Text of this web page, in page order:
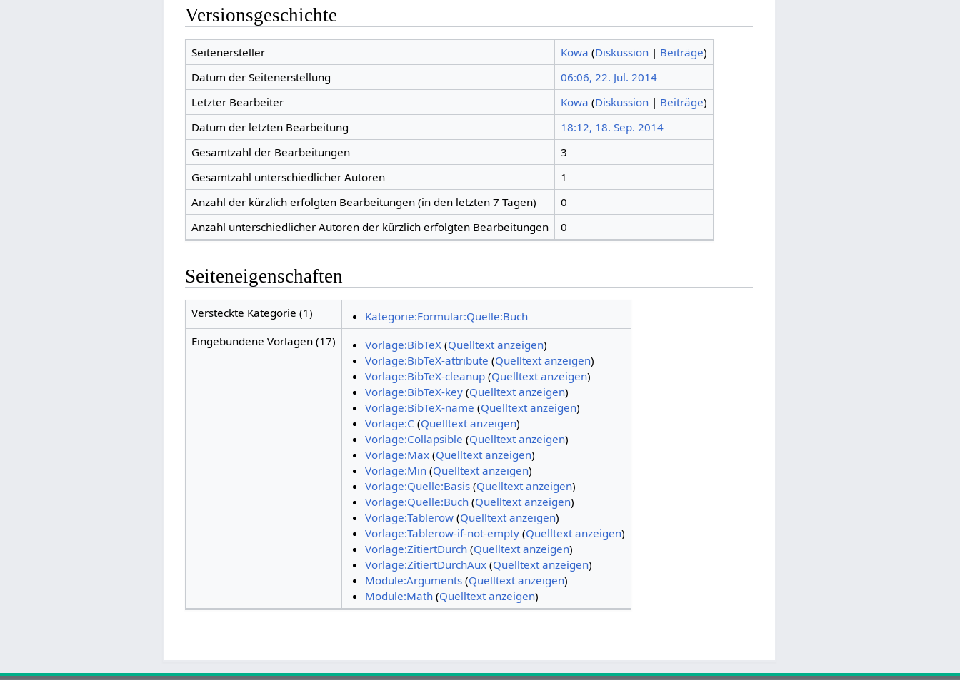
Versionsgeschichte
Seitenersteller Kowa (Diskussion| Beiträge)
Datum der Seitenerstellung
06:06, 22. Jul. 2014
Letzter Bearbeiter
Kowa (Diskussion| Beiträge)
Datum der letzten Bearbeitung
18:12, 18. Sep. 2014
Gesamtzahl der Bearbeitungen
3
Gesamtzahl unterschiedlicher Autoren
1
Anzahl der kürzlich erfolgten Bearbeitungen (in den letzten 7 Tagen)
0
Anzahl unterschiedlicher Autoren der kürzlich erfolgten Bearbeitungen
0
Seiteneigenschaften
Versteckte Kategorie (1)
Kategorie:Formular:Quelle:Buch
Eingebundene Vorlagen (17)
Vorlage:BibTeX (Quelltext anzeigen)
Vorlage:BibTeX-attribute (Quelltext anzeigen)
Vorlage:BibTeX-cleanup (Quelltext anzeigen)
Vorlage:BibTeX-key (Quelltext anzeigen)
Vorlage:BibTeX-name (Quelltext anzeigen)
Vorlage:C (Quelltext anzeigen)
Vorlage:Collapsible (Quelltext anzeigen)
Vorlage:Max (Quelltext anzeigen)
Vorlage:Min (Quelltext anzeigen)
Vorlage:Quelle:Basis (Quelltext anzeigen)
Vorlage:Quelle:Buch (Quelltext anzeigen)
Vorlage:Tablerow (Quelltext anzeigen)
Vorlage:Tablerow-if-not-empty (Quelltext anzeigen)
Vorlage:ZitiertDurch (Quelltext anzeigen)
Vorlage:ZitiertDurchAux (Quelltext anzeigen)
Module:Arguments (Quelltext anzeigen)
Module:Math (Quelltext anzeigen)